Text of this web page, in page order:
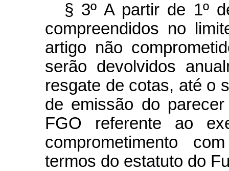
§ 3º A partir de 1º
compreendidos no
artigo não
serão devolvidos
resgate de cotas, até o
de emissão do
FGO referente ao
comprometimento
termos do estatuto do